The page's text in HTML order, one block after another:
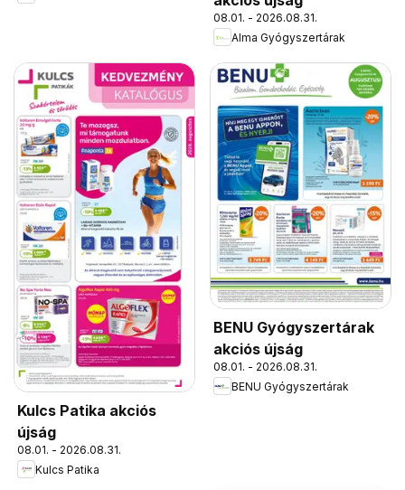
08.01. - 2026.08.31.
Alma Gyógyszertárak
Kulcs Patika akciós
újság
08.01. - 2026.08.31.
Kulcs Patika
BENU Gyógyszertárak
akciós újság
08.01. - 2026.08.31.
BENU Gyógyszertárak